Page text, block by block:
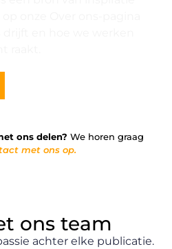
ons delen?We horen graag
met ons op.
ons team
achter elke publicatie.